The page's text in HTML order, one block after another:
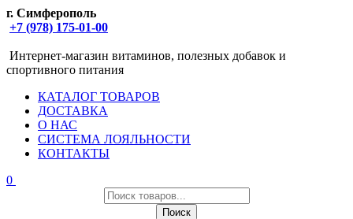
г. Симферополь
+7 (978) 175-01-00
Интернет-магазин витаминов, полезных добавок и
спортивного питания
КАТАЛОГ ТОВАРОВ
ДОСТАВКА
О НАС
СИСТЕМА ЛОЯЛЬНОСТИ
КОНТАКТЫ
0
Поиск
товаров
Поиск